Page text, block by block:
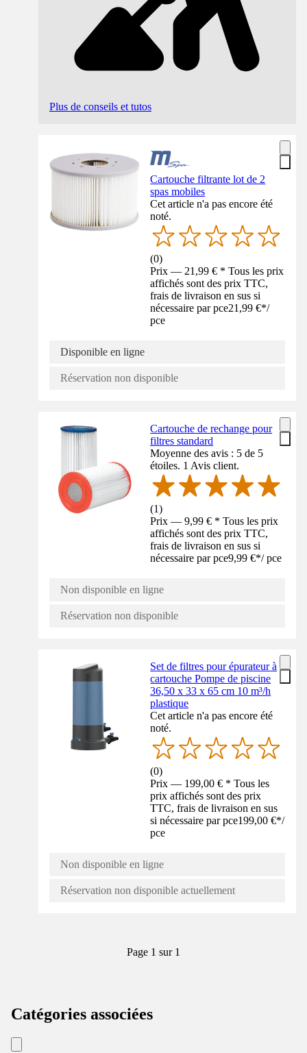
Plus de conseils et tutos
Cartouche filtrante lot de 2
spas mobiles
Cet article n'a pas encore été
noté.
(0)
Prix — 21,99 € * Tous les prix
affichés sont des prix TTC,
frais de livraison en sus si
nécessaire par pce21,99 €*/
pce
Disponible en ligne
Réservation non disponible
Cartouche de rechange pour
filtres standard
Moyenne des avis : 5 de 5
étoiles. 1 Avis client.
(1)
Prix — 9,99 € * Tous les prix
affichés sont des prix TTC,
frais de livraison en sus si
nécessaire par pce9,99 €*/ pce
Non disponible en ligne
Réservation non disponible
Set de filtres pour épurateur à
cartouche Pompe de piscine
36,50 x 33 x 65 cm 10 m³/h
plastique
Cet article n'a pas encore été
noté.
(0)
Prix — 199,00 € * Tous les
prix affichés sont des prix
TTC, frais de livraison en sus
si nécessaire par pce199,00 €*/
pce
Non disponible en ligne
Réservation non disponible actuellement
Page 1 sur 1
Catégories associées